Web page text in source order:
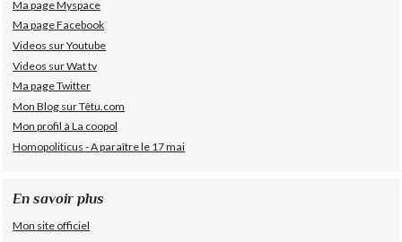
Ma page Myspace
Ma page Facebook
Videos sur Youtube
Videos sur Wat tv
Ma page Twitter
Mon Blog sur Têtu.com
Mon profil à La coopol
Homopoliticus - A paraître le 17 mai
En savoir plus
Mon site officiel